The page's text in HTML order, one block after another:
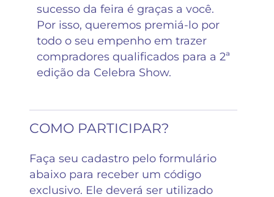
sucesso da feira é graças a você.
Por isso, queremos premiá-lo por
todo o seu empenho em trazer
compradores qualificados para a 2ª
edição da Celebra Show.
COMO PARTICIPAR?
Faça seu cadastro pelo formulário
abaixo para receber um código
exclusivo. Ele deverá ser utilizado